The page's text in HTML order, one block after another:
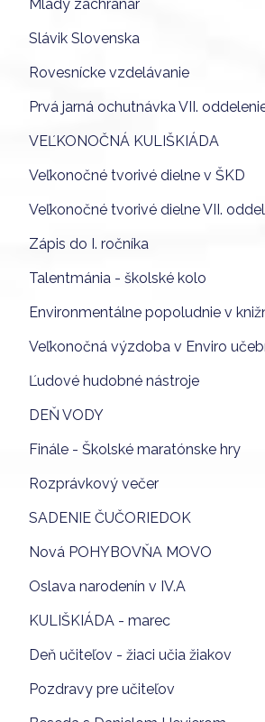
Mladý záchranár
Slávik Slovenska
Rovesnícke vzdelávanie
Prvá jarná ochutnávka VII.
VEĽKONOČNÁ KULIŠKIÁDA
Veľkonočné tvorivé dielne v ŠKD
Veľkonočné tvorivé dielne VII.
Zápis do I. ročníka
Talentmánia - školské kolo
Environmentálne popoludnie v
Veľkonočná výzdoba v Enviro
Ľudové hudobné nástroje
DEŇ VODY
Finále - Školské maratónske hry
Rozprávkový večer
SADENIE ČUČORIEDOK
Nová POHYBOVŇA MOVO
Oslava narodenín v IV.A
KULIŠKIÁDA - marec
Deň učiteľov - žiaci učia žiakov
Pozdravy pre učiteľov